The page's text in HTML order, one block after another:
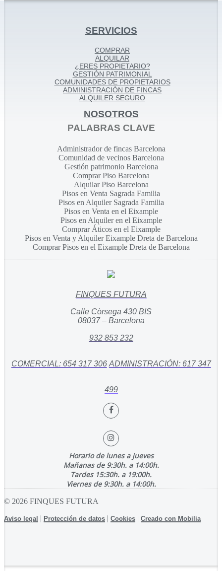
SERVICIOS
COMPRAR
ALQUILAR
¿ERES PROPIETARIO?
GESTIÓN PATRIMONIAL
COMUNIDADES DE PROPIETARIOS
ADMINISTRACIÓN DE FINCAS
ALQUILER SEGURO
NOSOTROS
PALABRAS CLAVE
Administrador de fincas Barcelona
Comunidad de vecinos Barcelona
Gestión patrimonio Barcelona
Comprar Piso Barcelona
Alquilar Piso Barcelona
Pisos en Venta Sagrada Familia
Pisos en Alquiler Sagrada Familia
Pisos en Venta en el Eixample
Pisos en Alquiler en el Eixample
Comprar Áticos en el Eixample
Pisos en Venta y Alquiler Eixample Dreta de Barcelona
Comprar Pisos en el Eixample Dreta de Barcelona
FINQUES FUTURA
Calle Còrsega 430 BIS
08037 – Barcelona
932 853 232
COMERCIAL: 654 317 306 ADMINISTRACIÓN: 617 347
499
Horario de lunes a jueves
Mañanas de 9:30h. a 14:00h.
Tardes 15:30h. a 19:00h.
Viernes de 9:30h. a 14:00h.
© 2026 FINQUES FUTURA
Aviso legal | Protección de datos | Cookies | Creado con Mobilia